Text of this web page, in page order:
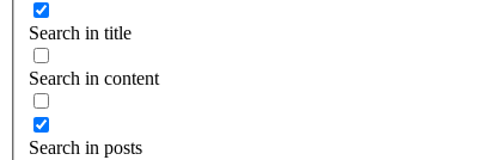
Search in title
Search in content
Search in posts